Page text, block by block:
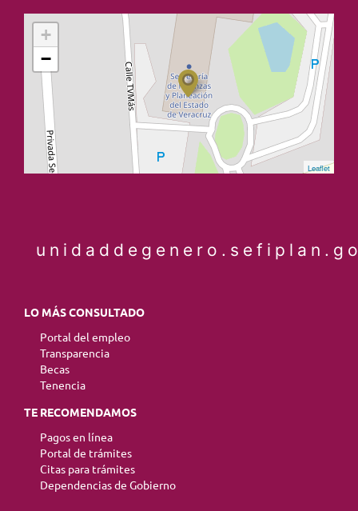
+
−
Leaflet
LO MÁS CONSULTADO
Portal del empleo
Transparencia
Becas
Tenencia
TE RECOMENDAMOS
Pagos en línea
Portal de trámites
Citas para trámites
Dependencias de Gobierno